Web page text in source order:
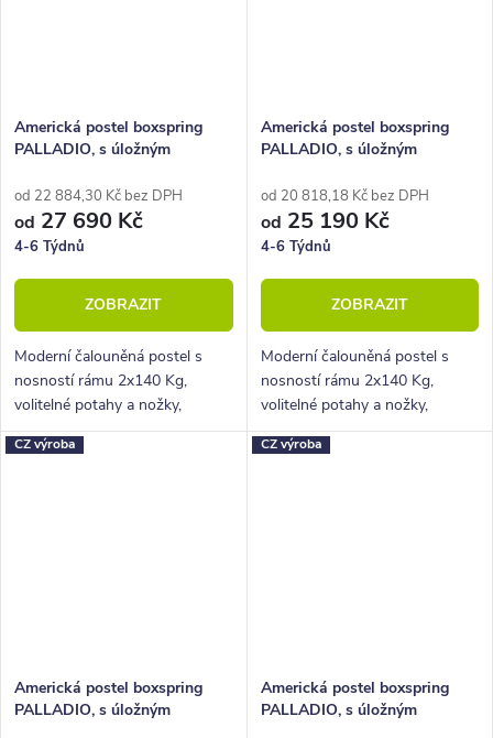
Americká postel boxspring
PALLADIO, s úložným
od 22 884,30 Kč bez DPH
od 27 690 Kč
4-6 Týdnů
ZOBRAZIT
Moderní čalouněná postel s
nosností rámu 2x140 Kg,
volitelné potahy a nožky,
hluboký úložný prostor.
Americká postel boxspring
PALLADIO, s úložným
od 20 818,18 Kč bez DPH
od 25 190 Kč
4-6 Týdnů
ZOBRAZIT
Moderní čalouněná postel s
nosností rámu 2x140 Kg,
volitelné potahy a nožky,
hluboký úložný prostor.
CZ výroba
Americká postel boxspring
PALLADIO, s úložným
CZ výroba
Americká postel boxspring
PALLADIO, s úložným